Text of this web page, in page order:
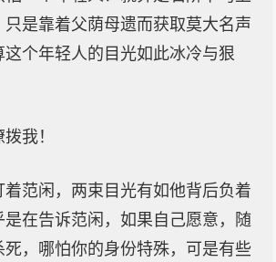
是靠着父荫母遗而获取莫大名声
这个年轻人的目光如此冰冷与狠
我！
着范闲，两束目光有如他背后负着
是在告诉范闲，如果自己愿意，随
死，哪怕你的身份特殊，可是有些